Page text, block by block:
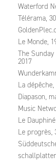
Waterford
Télérama,
Le Monde,
The
2017
La
Diapason,
Music
Le
Le progrès,